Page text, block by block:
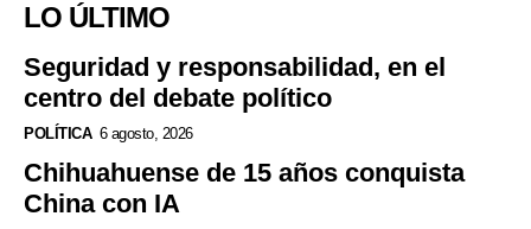
LO ÚLTIMO
Seguridad y responsabilidad, en el
centro del debate político
POLÍTICA 6 agosto, 2026
Chihuahuense de 15 años conquista
China con IA